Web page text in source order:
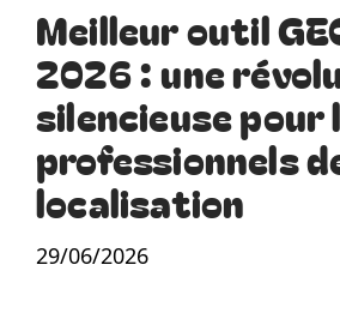
Meilleur outil
2026 : une
silencieuse pour
professionnels
localisation
29/06/2026